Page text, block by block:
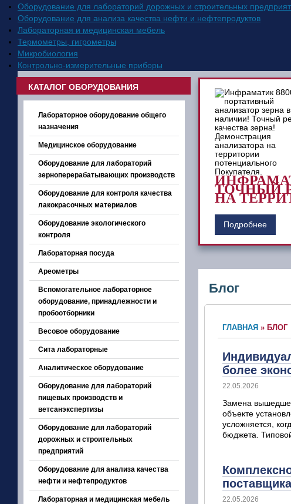
Оборудование для лабораторий дорожных и строительных
Оборудование для анализа качества нефти и нефтепродуктов
Лабораторная и медицинская мебель
Термометры, гигрометры
Микробиология
Контрольно-измерительные приборы
КАТАЛОГ ОБОРУДОВАНИЯ
Лабораторное оборудование общего
назначения
Медицинское оборудование
Оборудование для лабораторий
зерноперерабатывающих производств
Оборудование для контроля качества
лакокрасочных материалов
Оборудование экологического
контроля
Лабораторная посуда
Ареометры
Вспомогательное лабораторное
оборудование, принадлежности и
пробоотборники
Весовое оборудование
Сита лабораторные
Аналитическое оборудование
Оборудование для лабораторий
пищевых производств и
ветсанэкспертизы
Оборудование для лабораторий
дорожных и строительных
предприятий
Оборудование для анализа качества
нефти и нефтепродуктов
Лабораторная и медицинская мебель
ТОЧНЫЙ
НА
Подробнее
Блог
ГЛАВНАЯ » БЛОГ
более
22.05.2026
Замена
объекте
усложняется,
бюджета.
22.05.2026